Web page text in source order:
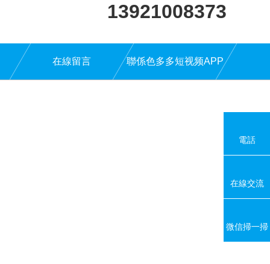
13921008373
在線留言 聯係色多多短视频APP
電話
在線交流
微信掃一掃